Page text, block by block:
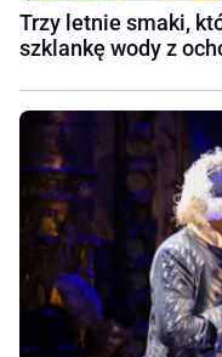
Trzy letnie smaki,
szklankę wody z